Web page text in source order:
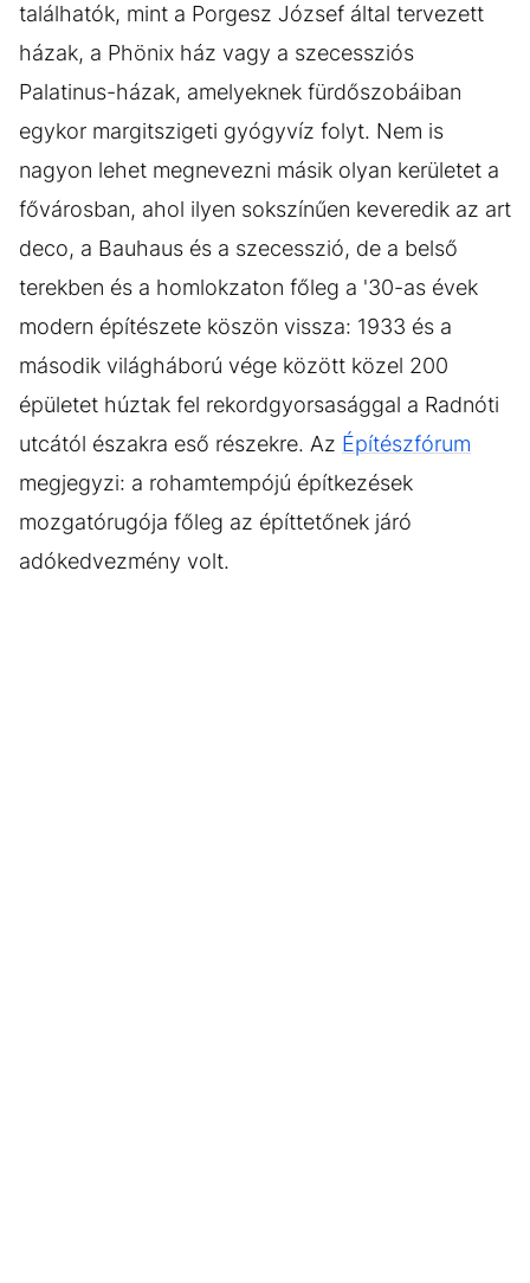
találhatók, mint a Porgesz József által tervezett
házak, a Phönix ház vagy a szecessziós
Palatinus-házak, amelyeknek fürdőszobáiban
egykor margitszigeti gyógyvíz folyt. Nem is
nagyon lehet megnevezni másik olyan kerületet a
fővárosban, ahol ilyen sokszínűen keveredik az art
deco, a Bauhaus és a szecesszió, de a belső
terekben és a homlokzaton főleg a '30-as évek
modern építészete köszön vissza: 1933 és a
második világháború vége között közel 200
épületet húztak fel rekordgyorsasággal a Radnóti
utcától északra eső részekre. Az Építészfórum
megjegyzi: a rohamtempójú építkezések
mozgatórugója főleg az építtetőnek járó
adókedvezmény volt.